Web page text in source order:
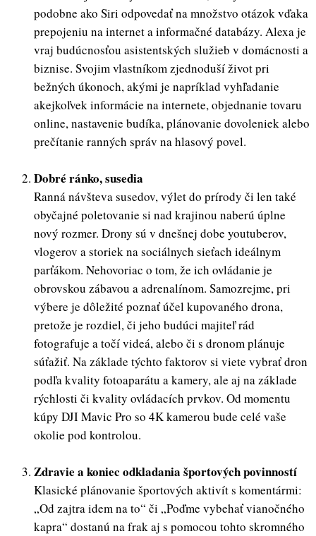
podobne ako Siri odpovedať na množstvo otázok vďaka
prepojeniu na internet a informačné databázy. Alexa je
vraj budúcnosťou asistentských služieb v domácnosti a
biznise. Svojim vlastníkom zjednoduší život pri
bežných úkonoch, akými je napríklad vyhľadanie
akejkoľvek informácie na internete, objednanie tovaru
online, nastavenie budíka, plánovanie dovoleniek alebo
prečítanie ranných správ na hlasový povel.
Dobré ránko, susedia
Ranná návšteva susedov, výlet do prírody či len také
obyčajné poletovanie si nad krajinou naberú úplne
nový rozmer. Drony sú v dnešnej dobe youtuberov,
vlogerov a storiek na sociálnych sieťach ideálnym
parťákom. Nehovoriac o tom, že ich ovládanie je
obrovskou zábavou a adrenalínom. Samozrejme, pri
výbere je dôležité poznať účel kupovaného drona,
pretože je rozdiel, či jeho budúci majiteľ rád
fotografuje a točí videá, alebo či s dronom plánuje
súťažiť. Na základe týchto faktorov si viete vybrať dron
podľa kvality fotoaparátu a kamery, ale aj na základe
rýchlosti či kvality ovládacích prvkov. Od momentu
kúpy DJI Mavic Pro so 4K kamerou bude celé vaše
okolie pod kontrolou.
Zdravie a koniec odkladania športových povinností
Klasické plánovanie športových aktivít s komentármi:
„Od zajtra idem na to“ či „Poďme vybehať vianočného
kapra“ dostanú na frak aj s pomocou tohto skromného